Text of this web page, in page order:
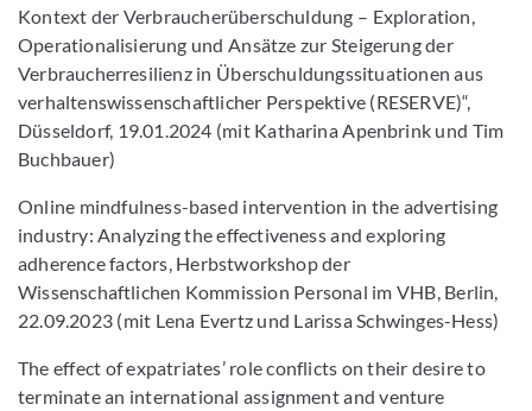
Kontext der Verbraucherüberschuldung – Exploration,
Operationalisierung und Ansätze zur Steigerung der
Verbraucherresilienz in Überschuldungssituationen aus
verhaltenswissenschaftlicher Perspektive (RESERVE)“,
Düsseldorf, 19.01.2024 (mit Katharina Apenbrink und Tim
Buchbauer)
Online mindfulness-based intervention in the advertising
industry: Analyzing the effectiveness and exploring
adherence factors, Herbstworkshop der
Wissenschaftlichen Kommission Personal im VHB, Berlin,
22.09.2023 (mit Lena Evertz und Larissa Schwinges-Hess)
The effect of expatriates’ role conflicts on their desire to
terminate an international assignment and venture